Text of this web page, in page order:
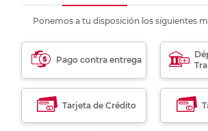
Ponemos a tu disposición los siguientes
Pago contra entrega
Tarjeta de Crédito